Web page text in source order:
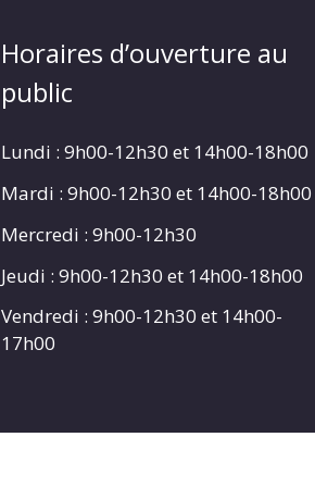
Horaires d’ouverture au
public
Lundi : 9h00-12h30 et 14h00-18h00
Mardi : 9h00-12h30 et 14h00-18h00
Mercredi : 9h00-12h30
Jeudi : 9h00-12h30 et 14h00-18h00
Vendredi : 9h00-12h30 et 14h00-
17h00